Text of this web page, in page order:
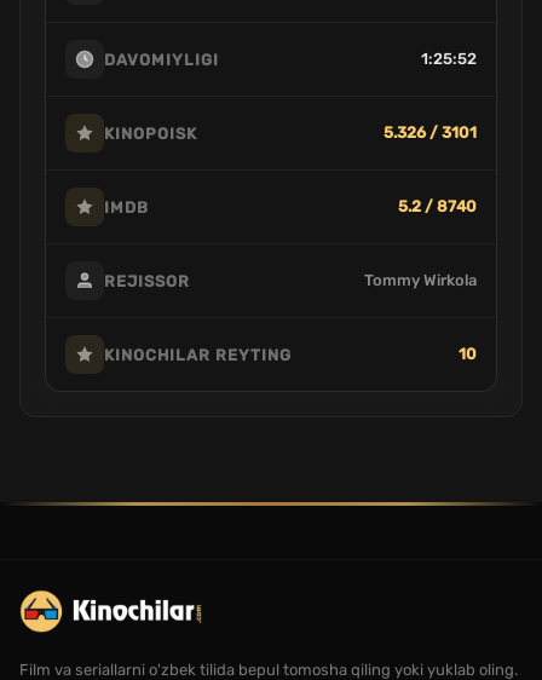
DAVOMIYLIGI 1:25:52
KINOPOISK 5.326 / 3101
IMDB 5.2 / 8740
REJISSOR Tommy Wirkola
KINOCHILAR REYTING 10
Film va seriallarni o'zbek tilida bepul tomosha qiling yoki yuklab oling.